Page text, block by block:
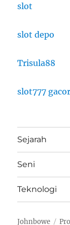
slot
slot depo
Trisula88
slot777 gacor
Sejarah
Seni
Teknologi
Johnbowe